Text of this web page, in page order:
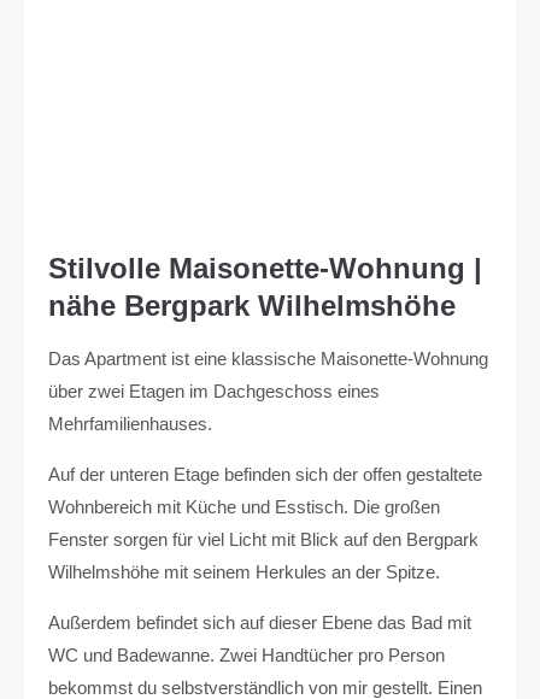
Stilvolle Maisonette-Wohnung |
nähe Bergpark Wilhelmshöhe
Das Apartment ist eine klassische Maisonette-Wohnung
über zwei Etagen im Dachgeschoss eines
Mehrfamilienhauses.
Auf der unteren Etage befinden sich der offen gestaltete
Wohnbereich mit Küche und Esstisch. Die großen
Fenster sorgen für viel Licht mit Blick auf den Bergpark
Wilhelmshöhe mit seinem Herkules an der Spitze.
Außerdem befindet sich auf dieser Ebene das Bad mit
WC und Badewanne. Zwei Handtücher pro Person
bekommst du selbstverständlich von mir gestellt. Einen